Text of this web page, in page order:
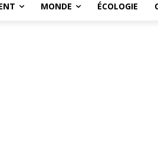
MONDE ÉCOLOGIE